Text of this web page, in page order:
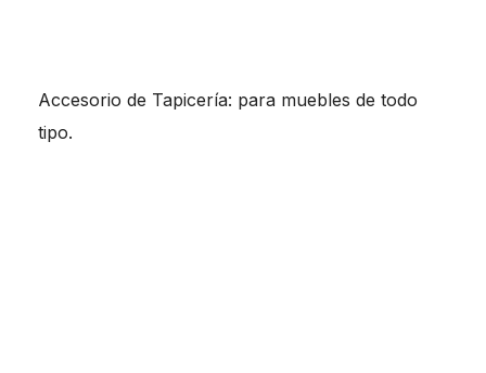
Accesorio de Tapicería: para muebles de todo
tipo.